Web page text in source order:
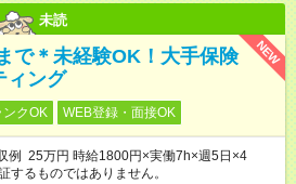
未読
NEW
で＊未経験OK！大手保険
ィング
ンクOK WEB登録・面接OK
25万円 時給1800円×実働7h×週5日×4
るものではありません。